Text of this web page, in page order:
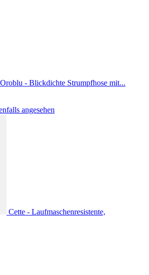
Oroblu - Blickdichte Strumpfhose mit...
angesehen
Cette - Laufmaschenresistente,